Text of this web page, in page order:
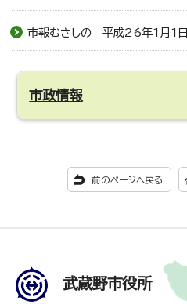
市報むさしの 平成26年1月
市政情報
前のページへ戻る
武蔵野市役所